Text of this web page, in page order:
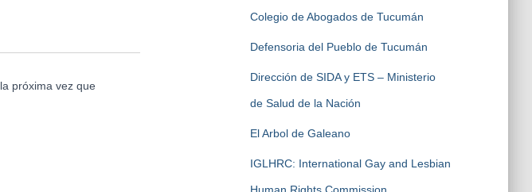
próxima vez que
Colegio de Abogados de Tucumán
Defensoria del Pueblo de Tucumán
Dirección de SIDA y ETS – Ministerio
de Salud de la Nación
El Arbol de Galeano
IGLHRC: International Gay and Lesbian